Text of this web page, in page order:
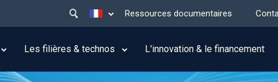
Lister les actions supplémentaires
menu
top
Ressources documentaires
Les filières & technos L'innovation & le financement